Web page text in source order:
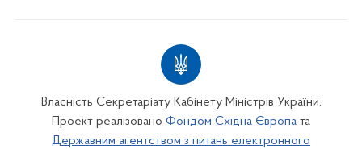
Власність Секретаріату Кабінету Міністрів України.
Проект реалізовано Фондом Східна Європа та
Державним агентством з питань електронного